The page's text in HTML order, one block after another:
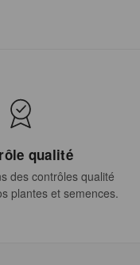
qualité
des contrôles qualité
plantes et semences.